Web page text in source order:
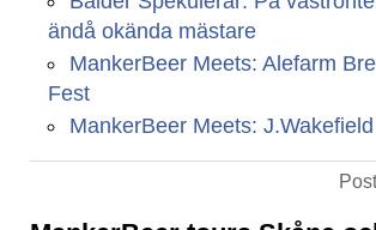
ändå okända mästare
MankerBeer Meets: Alefarm
Fest
MankerBeer Meets: